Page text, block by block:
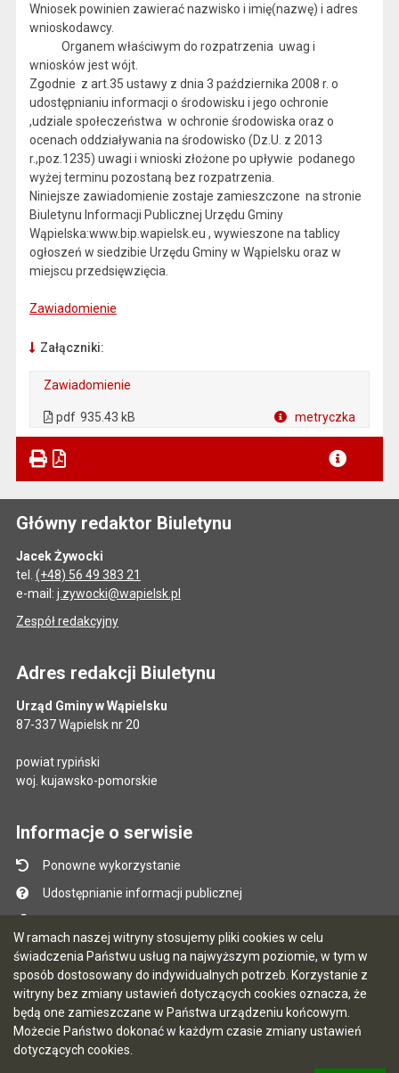
W ramach naszej witryny stosujemy pliki cookies w celu
świadczenia Państwu usług na najwyższym poziomie, w tym w
sposób dostosowany do indywidualnych potrzeb. Korzystanie z
witryny bez zmiany ustawień dotyczących cookies oznacza, że
będą one zamieszczane w Państwa urządzeniu końcowym.
Możecie Państwo dokonać w każdym czasie zmiany ustawień
dotyczących cookies.
Wniosek powinien zawierać nazwisko i imię(nazwę) i adres
wnioskodawcy.
Organem właściwym do rozpatrzenia uwag i
wniosków jest wójt.
Zgodnie z art.35 ustawy z dnia 3 października 2008 r. o
udostępnianiu informacji o środowisku i jego ochronie
,udziale społeczeństwa w ochronie środowiska oraz o
ocenach oddziaływania na środowisko (Dz.U. z 2013
r.,poz.1235) uwagi i wnioski złożone po upływie podanego
wyżej terminu pozostaną bez rozpatrzenia.
Niniejsze zawiadomienie zostaje zamieszczone na stronie
Biuletynu Informacji Publicznej Urzędu Gminy
Wąpielska:www.bip.wapielsk.eu , wywieszone na tablicy
ogłoszeń w siedzibie Urzędu Gminy w Wąpielsku oraz w
miejscu przedsięwzięcia.
Zawiadomienie
Załączniki:
Zawiadomienie
pdf 935.43 kB metryczka
Główny redaktor Biuletynu
Jacek Żywocki
tel. (+48) 56 49 383 21
e-mail: j.zywocki@wapielsk.pl
Zespół redakcyjny
Adres redakcji Biuletynu
Urząd Gminy w Wąpielsku
87-337 Wąpielsk nr 20
powiat rypiński
woj. kujawsko-pomorskie
Informacje o serwisie
Ponowne wykorzystanie
Udostępnianie informacji publicznej
Mapa serwisu
Instrukcja obsługi
Statystyki oglądalności
Ostatnio dodane
Ostatnia aktualizacja BIP: 07.08.2026 13:39